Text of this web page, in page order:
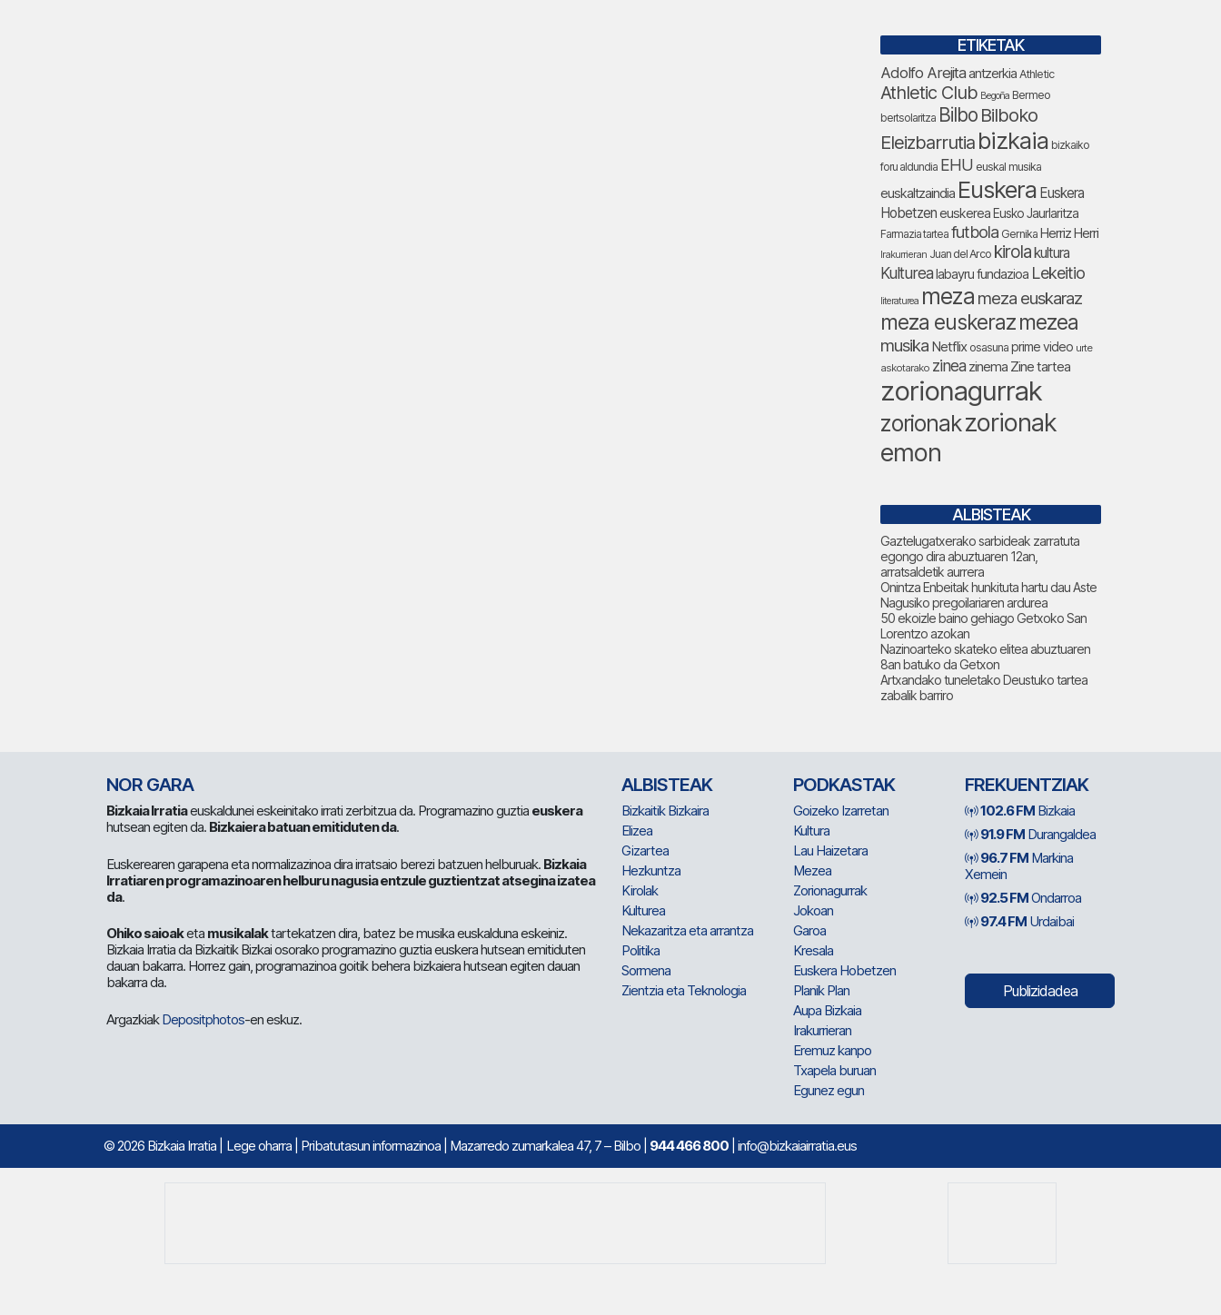
ETIKETAK
Adolfo Arejitaantzerkia Athletic
Athletic Club Begoña Bermeo
bertsolaritza Bilbo Bilboko
Eleizbarrutia bizkaia bizkaiko
foru aldundia EHU euskal musika
euskaltzaindia Euskera Euskera
Hobetzeneuskerea Eusko Jaurlaritza
Farmazia tartea futbola Gernika Herriz Herri
Irakurrieran Juan del Arco kirola kultura
Kulturealabayru fundazioa Lekeitio
literaturea meza meza euskaraz
meza euskerazmezea
musika Netflix osasuna prime video urte
askotarako zinea zinema Zine tartea
zorionagurrak
zorionakzorionak
emon
ALBISTEAK
Gaztelugatxerako sarbideak zarratuta
egongo dira abuztuaren 12an,
arratsaldetik aurrera
Onintza Enbeitak hunkituta hartu dau Aste
Nagusiko pregoilariaren ardurea
50 ekoizle baino gehiago Getxoko San
Lorentzo azokan
Nazinoarteko skateko elitea abuztuaren
8an batuko da Getxon
Artxandako tuneletako Deustuko tartea
zabalik barriro
NOR GARA
Bizkaia Irratiaeuskaldunei eskeinitako irrati zerbitzua da. Programazino guztia euskera
hutsean egiten da. Bizkaiera batuan emitiduten da.
Euskerearen garapena eta normalizazinoa dira irratsaio berezi batzuen helburuak. Bizkaia
Irratiaren programazinoaren helburu nagusia entzule guztientzat atsegina izatea
da.
Ohiko saioaketa musikalaktartekatzen dira, batez be musika euskalduna eskeiniz.
Bizkaia Irratia da Bizkaitik Bizkai osorako programazino guztia euskera hutsean emitiduten
dauan bakarra. Horrez gain, programazinoa goitik behera bizkaiera hutsean egiten dauan
bakarra da.
ArgazkiakDepositphotos-en eskuz.
ALBISTEAK
Bizkaitik Bizkaira
Elizea
Gizartea
Hezkuntza
Kirolak
Kulturea
Nekazaritza eta arrantza
Politika
Sormena
Zientzia eta Teknologia
PODKASTAK
Goizeko Izarretan
Kultura
Lau Haizetara
Mezea
Zorionagurrak
Jokoan
Garoa
Kresala
Euskera Hobetzen
Planik Plan
Aupa Bizkaia
Irakurrieran
Eremuz kanpo
Txapela buruan
Egunez egun
FREKUENTZIAK
102.6 FM Bizkaia
91.9 FM Durangaldea
96.7 FM Markina
Xemein
92.5 FMOndarroa
97.4 FM Urdaibai
Publizidadea
© 2026 Bizkaia Irratia Lege oharra Pribatutasun informazinoa | Mazarredo zumarkalea 47, 7 – Bilbo | 944 466 800 | info@bizkaiairratia.eus